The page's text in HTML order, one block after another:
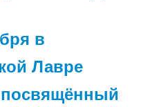
в
Лавре
посвящённый